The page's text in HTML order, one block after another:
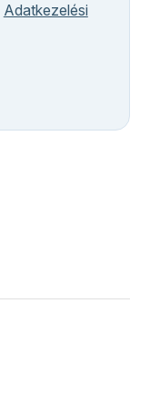
Adatkezelési